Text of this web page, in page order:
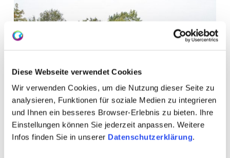
Diese Webseite verwendet Cookies
Wir verwenden Cookies, um die Nutzung dieser Seite zu
analysieren, Funktionen für soziale Medien zu integrieren
und Ihnen ein besseres Browser-Erlebnis zu bieten. Ihre
Einstellungen können Sie jederzeit anpassen. Weitere
Infos finden Sie in unserer Datenschutzerklärung.